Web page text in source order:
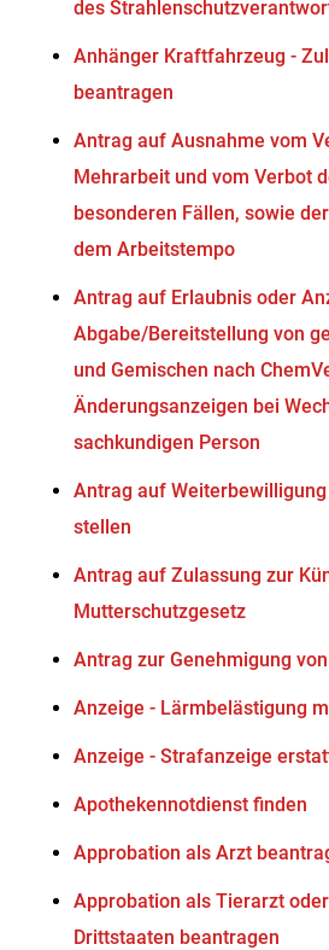
des
Anhänger Kraftfahrzeug -
beantragen
Antrag auf Ausnahme vom
Mehrarbeit und vom Verbot
besonderen Fällen, sowie
dem Arbeitstempo
Antrag auf Erlaubnis oder
Abgabe/Bereitstellung von
und Gemischen nach
Änderungsanzeigen bei
sachkundigen Person
Antrag auf
stellen
Antrag auf Zulassung zur
Mutterschutzgesetz
Antrag zur Genehmigung
Anzeige - Lärmbelästigung
Anzeige - Strafanzeige
Apothekennotdienst finden
Approbation als Arzt
Approbation als Tierarzt
Drittstaaten beantragen